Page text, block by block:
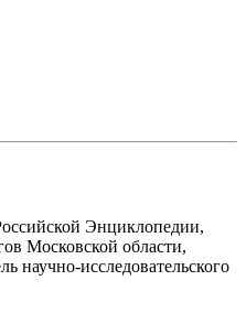
Энциклопедии,
Московской области,
научно-исследовательского